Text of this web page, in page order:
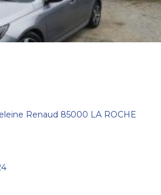
Renaud 85000 LA ROCHE